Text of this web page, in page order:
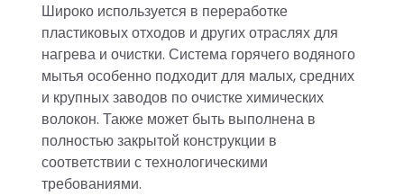
Широко используется в переработке
пластиковых отходов и других отраслях для
нагрева и очистки. Система горячего водяного
мытья особенно подходит для малых, средних
и крупных заводов по очистке химических
волокон. Также может быть выполнена в
полностью закрытой конструкции в
соответствии с технологическими
требованиями.